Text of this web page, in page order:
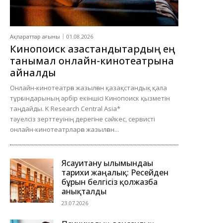
Ақпараттар ағыны 01.08.2026
Кинопоиск қазақстандықтардың ең
танымал онлайн-кинотеатрына
айналды
Онлайн-кинотеатрға жазылған қазақстандық қала
тұрғындарының әрбір екіншісі Кинопоиск қызметін
таңдайды. K Research Central Asia*
тәуелсіз зерттеуінің дерегіне сәйкес, сервисті
онлайн-кинотеатрларға жазылған...
Ясауитану ғылымындағы
тарихи жаңалық: Ресейден
бұрын белгісіз қолжазба
анықталды
23.07.2026